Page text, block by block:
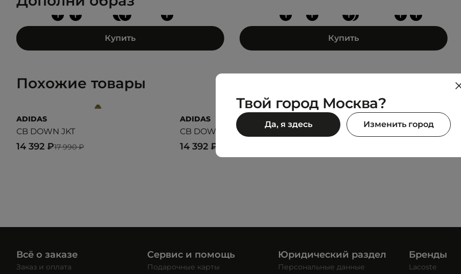
+
+
+ +
+
Купить
+
+
+ + + +
Купить
Похожие товары
ADIDAS
CB DOWN JKT
17 990 ₽
14 392 ₽
ADIDAS
CB DOWN JKT
14 392 ₽
VANS
Norris MTE-1
Всё о заказе
Заказ и оплата
Сервис и помощь
Подарочные карты
Юридический раздел
Персональные данные
Бренды
Lacoste
Твой город Москва?
Да, я здесь Изменить город